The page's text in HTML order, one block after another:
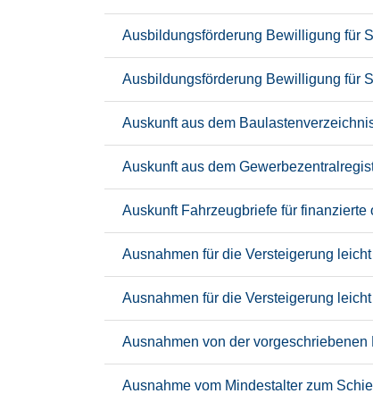
Ausbildungsförderung Bewilligung für
Ausbildungsförderung Bewilligung für
Auskunft aus dem
Auskunft aus dem
Auskunft Fahrzeugbriefe für
Ausnahmen für die Versteigerung
Ausnahmen für die Versteigerung
Ausnahmen von der
Ausnahme vom Mindestalter zum